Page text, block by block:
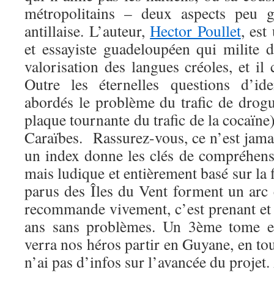
métropolitains – deux aspects peu
antillaise. L’auteur,Hector Poullet, est
et essayiste guadeloupéen qui milite
valorisation des langues créoles, et il
Outre les éternelles questions
abordés le problème du trafic de
plaque tournante du trafic de la
Caraïbes. Rassurez-vous, ce n’est
un index donne les clés de
mais ludique et entièrement basé sur
parus des Îles du Vent forment un
recommande vivement, c’est prenant
ans sans problèmes. Un 3ème tome
verra nos héros partir en Guyane, en
n’ai pas d’infos sur l’avancée du